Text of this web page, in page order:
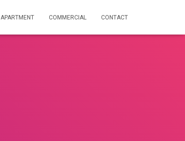
APARTMENT COMMERCIAL CONTACT